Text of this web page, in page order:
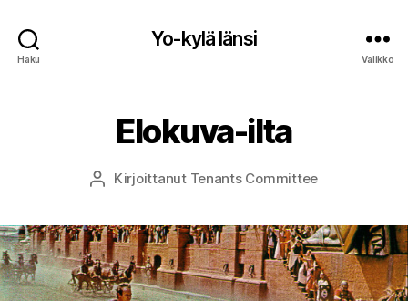
Haku
Yo-kylä länsi
Valikko
Elokuva-ilta
Kirjoittaja
Kirjoittanut Tenants Committee